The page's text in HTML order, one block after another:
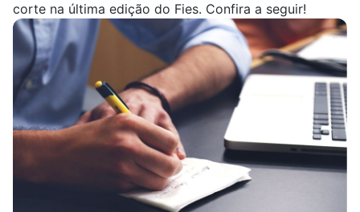
corte na última edição do Fies. Confira a seguir!